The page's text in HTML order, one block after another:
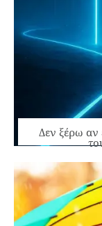
Δεν ξέρω αν